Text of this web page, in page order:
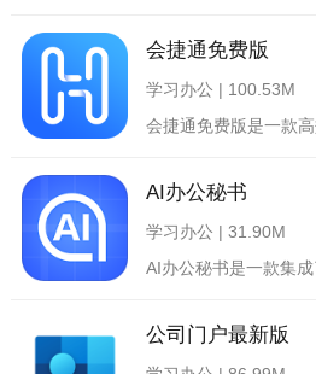
会捷通免费版
学习办公 | 100.53M
AI办公秘书
学习办公 | 31.90M
公司门户最新版